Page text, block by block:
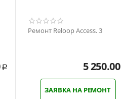
Р
Ремонт Reloop Access. 3
5 250.00
ЗАЯВКА НА РЕМОНТ